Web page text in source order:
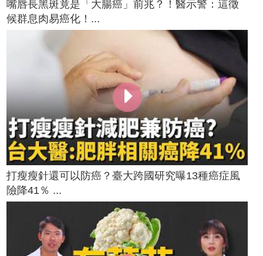
嘴唇長黑斑竟是「大腸癌」前兆？！醫示警：這徵
候群息肉易癌化！...
打瘦瘦針還可以防癌？臺大跨國研究曝13種癌症風
險降41％ ...